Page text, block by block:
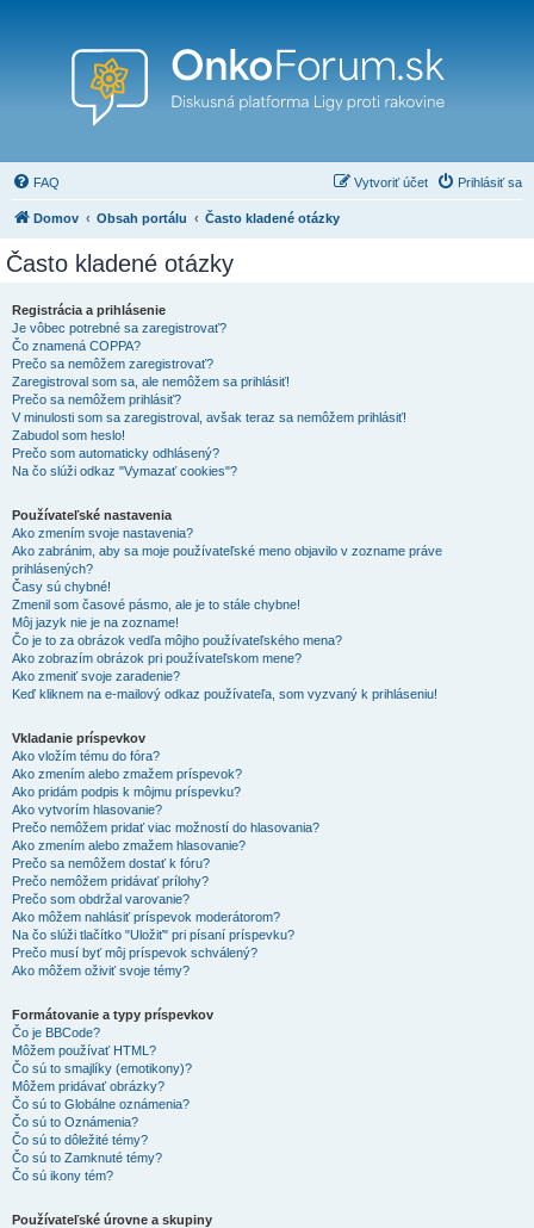
FAQ Prihlásiť sa
Vytvoriť účet
Domov Obsah portálu Často kladené otázky
Často kladené otázky
Registrácia a prihlásenie
Je vôbec potrebné sa zaregistrovať?
Čo znamená COPPA?
Prečo sa nemôžem zaregistrovať?
Zaregistroval som sa, ale nemôžem sa prihlásiť!
Prečo sa nemôžem prihlásiť?
V minulosti som sa zaregistroval, avšak teraz sa nemôžem prihlásiť!
Zabudol som heslo!
Prečo som automaticky odhlásený?
Na čo slúži odkaz "Vymazať cookies"?
Používateľské nastavenia
Ako zmením svoje nastavenia?
Ako zabránim, aby sa moje používateľské meno objavilo v zozname práve
prihlásených?
Časy sú chybné!
Zmenil som časové pásmo, ale je to stále chybne!
Môj jazyk nie je na zozname!
Čo je to za obrázok vedľa môjho používateľského mena?
Ako zobrazím obrázok pri používateľskom mene?
Ako zmeniť svoje zaradenie?
Keď kliknem na e-mailový odkaz používateľa, som vyzvaný k prihláseniu!
Vkladanie príspevkov
Ako vložím tému do fóra?
Ako zmením alebo zmažem príspevok?
Ako pridám podpis k môjmu príspevku?
Ako vytvorím hlasovanie?
Prečo nemôžem pridať viac možností do hlasovania?
Ako zmením alebo zmažem hlasovanie?
Prečo sa nemôžem dostať k fóru?
Prečo nemôžem pridávať prílohy?
Prečo som obdržal varovanie?
Ako môžem nahlásiť príspevok moderátorom?
Na čo slúži tlačítko "Uložiť" pri písaní príspevku?
Prečo musí byť môj príspevok schválený?
Ako môžem oživiť svoje témy?
Formátovanie a typy príspevkov
Čo je BBCode?
Môžem používať HTML?
Čo sú to smajlíky (emotikony)?
Môžem pridávať obrázky?
Čo sú to Globálne oznámenia?
Čo sú to Oznámenia?
Čo sú to dôležité témy?
Čo sú to Zamknuté témy?
Čo sú ikony tém?
Používateľské úrovne a skupiny